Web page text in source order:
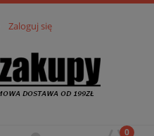
Zaloguj się